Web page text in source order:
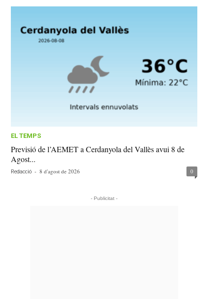
EL TEMPS
Previsió de l’AEMET a Cerdanyola del Vallès avui 8 de
Agost...
Redacció - 8 d'agost de 2026 0
- Publicitat -